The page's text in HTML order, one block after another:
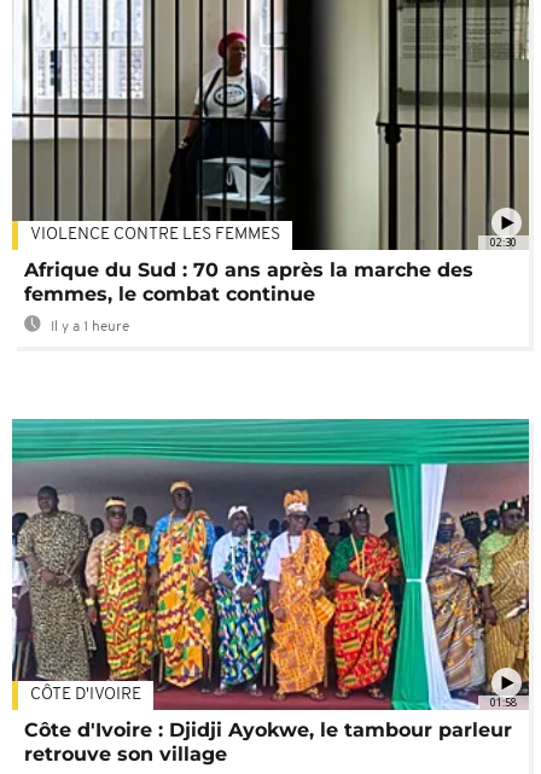
02:30
VIOLENCE CONTRE LES FEMMES
Afrique du Sud : 70 ans après la marche des
femmes, le combat continue
Il y a 1 heure
01:58
CÔTE D'IVOIRE
Côte d'Ivoire : Djidji Ayokwe, le tambour parleur
retrouve son village